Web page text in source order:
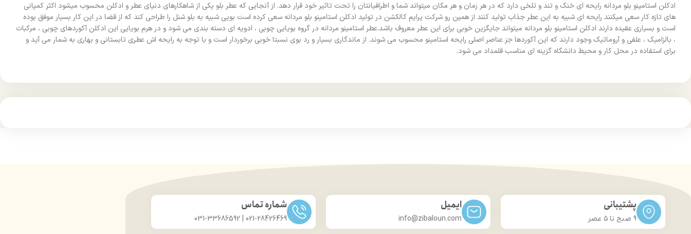
ادکلن استامینو بلو مردانه رایحه ای خنک و تند و تلخی دارد که در هر زمان و هر مکان میتواند شما و اطرافیانتان را تحت تاثیر خود قرار دهد. از آنجایی که عطر بلو یکی از شاهکارهای دنیای عطر و ادکلن محسوب میشود اکثر کمپانی
های تازه کار سعی میکنند رایحه ای شبیه به این عطر جذاب تولید کنند از همین رو شرکت پرایم کالکشن در تولید ادکلن استامینو بلو مردانه سعی کرده است بویی شبیه به بلو شنل را طراحی کند که از قضا در این کار بسیار موفق بوده
است و بسیاری عقیده دارند ادکلن استامینو بلو مردانه میتواند جایگزین خوبی برای این عطر معروف باشد.عطر استامینو مردانه در گروه بویایی چوبی ، ادویه ای دسته بندی می شود و در هرم بویایی این ادکلن آکوردهای چوبی ، مرکبات
، بالزامیک ، علفی و آروماتیک وجود دارند که این آکوردها جز عناصر اصلی رایحه استامینو محسوب می شوند. از ماندگاری بسیار و رد بوی نسبتا خوبی برخوردار است و با توجه به رایحه اش عطری تابستانی و بهاری به شمار می آید و
برای استفاده در محل کار و محیط دانشگاه گزینه ای مناسب قلمداد می شود.
پشتیبانی
9 صبح تا ۵ عصر
ایمیل
info@zibaloun.com
شماره تماس
021-28426469 | 031-33686592